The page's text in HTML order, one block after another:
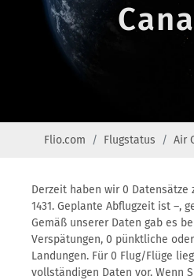
Flio.com Flugstatus Air
Derzeit haben wir 0 Datensätze
1431. Geplante Abflugzeit ist –,
Gemäß unserer Daten gab es
Verspätungen, 0 pünktliche
Landungen. Für 0 Flug/Flüge
vollständigen Daten vor. Wenn